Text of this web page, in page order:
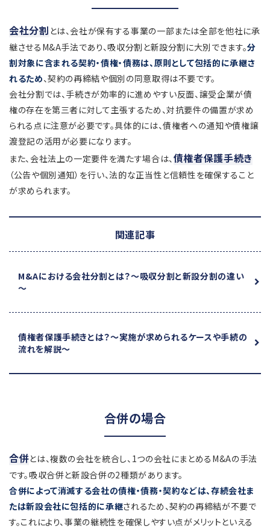
会社分割 とは、会社が保有する事業の一部または全部を他社に承
継させるM&A手法であり、吸収分割と新設分割に大別できます。分
割対象に含まれる契約・債権・債務は、原則として包括的に承継さ
れるため、契約の再締結や個別の同意取得は不要です。
会社分割では、手続きが効率的に進めやすい反面、譲受企業が債
権の存在を第三者に対して主張するため、対抗要件の備置が求め
られる点に注意が必要です。具体的には、債権者への通知や債権譲
渡登記の活用が必要になります。
また、会社法上の一定要件を満たす場合は、債権者保護手続き
（公告や個別通知）を行い、法的な正当性と信頼性を確保すること
が求められます。
関連記事
M&Aにおける会社分割とは？～吸収分割と新設分割の違い
～
債権者保護手続きとは？～実施が求められるケースや手続の
流れを解説～
合併の場合
合併とは、複数の会社を統合し、1つの会社にまとめるM&Aの手法
です。吸収合併と新設合併の2種類があります。
合併によって消滅する会社の債権・債務・契約などは、存続会社ま
たは新設会社に包括的に承継されるため、契約の再締結が不要で
す。これにより、事業の継続性を確保しやすい点がメリットといえる